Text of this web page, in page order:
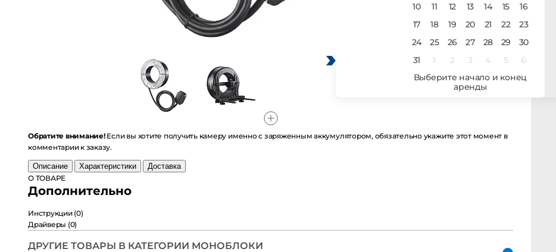
10
11 12 13 14 15
16
17
18 19 20 21 22
23
24
25 26 27 28 29
30
31
1 2 3 4 5 6
Обратите внимание!Если вы хотите получить камеру именно с заряженным аккумулятором, обязательно укажите этот момент в
комментарии к заказу.
Описание Характеристики
Доставка
О ТОВАРЕ
Дополнительно
Инструкции (0)
Драйверы (0)
ДРУГИЕ ТОВАРЫ В КАТЕГОРИИ МОНОБЛОКИ